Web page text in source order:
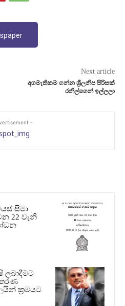
Next article
අගමැතිකම ගන්න ශ්‍රීලනිප පිරිසක්
රනිල්ගෙන් ඉල්ලලා
-
සීමා
22 වැනි
ක්‍රමයට